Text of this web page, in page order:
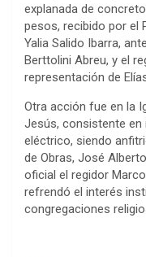
explanada de
pesos, recibido por el
Yalia Salido Ibarra,
Berttolini Abreu, y el
representación de
Otra acción fue en la
Jesús, consistente
eléctrico, siendo
de Obras, José
oficial el regidor
refrendó el interés
congregaciones